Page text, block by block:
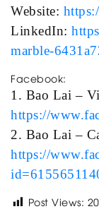
Website:
LinkedIn:
marble-
Facebook:
1. Bao Lai –
https://
2. Bao Lai –
https://
Post Views: